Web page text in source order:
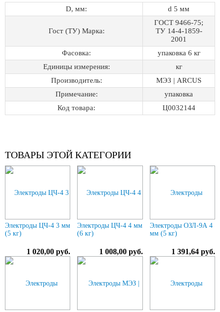
D, мм: d 5 мм
Гост (ТУ) Марка:
ГОСТ 9466-75;
ТУ 14-4-1859-
2001
Фасовка:
упаковка 6 кг
Единицы измерения:
кг
Производитель:
МЭЗ | ARCUS
Примечание:
упаковка
Код товара:
Ц0032144
ТОВАРЫ ЭТОЙ КАТЕГОРИИ
Электроды ЦЧ-4 3 мм
(5 кг)
1 020,00 руб.
Электроды ЦЧ-4 4 мм
(6 кг)
1 008,00 руб.
Электроды ОЗЛ-9А 4
мм (5 кг)
1 391,64 руб.